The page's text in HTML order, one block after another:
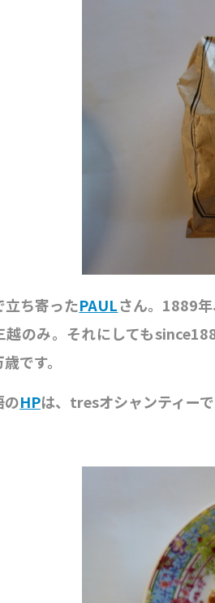
ち寄ったPAULさん。1889
越のみ。それにしても
です。
のHPは、tresオシャンティーで